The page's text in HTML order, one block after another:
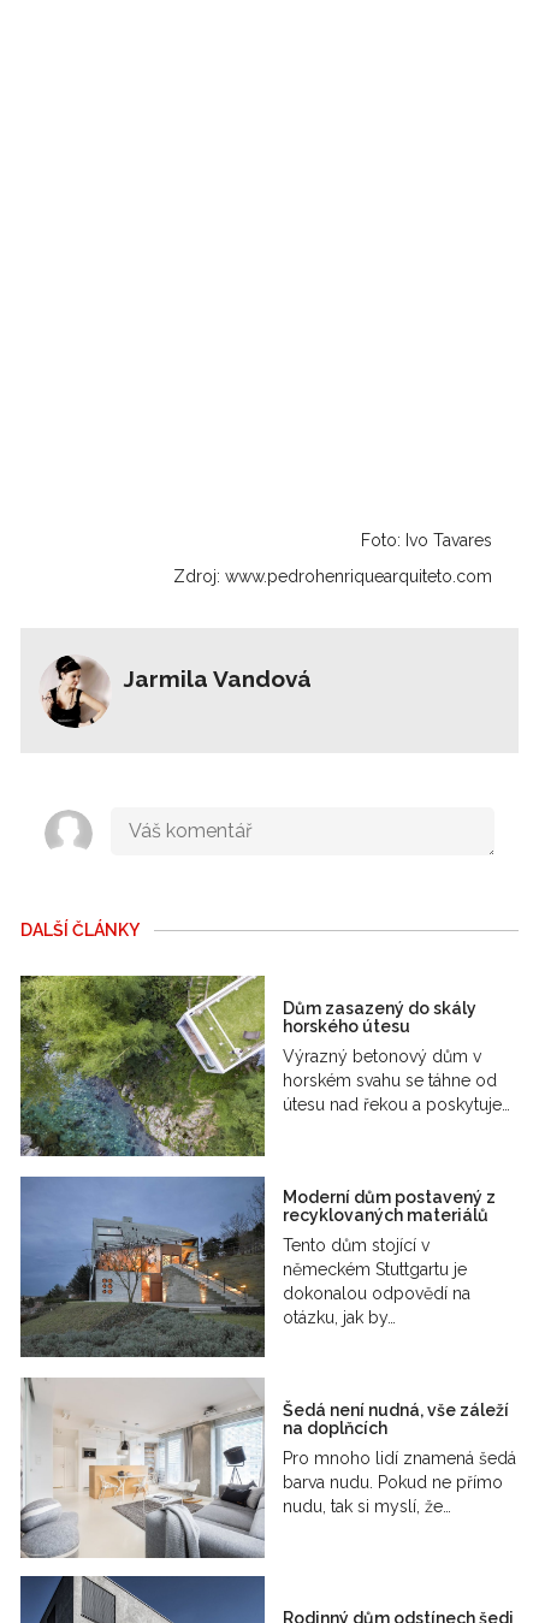
Foto: Ivo Tavares
Zdroj: www.pedrohenriquearquiteto.com
Jarmila Vandová
DALŠÍ ČLÁNKY
Dům zasazený do skály
horského útesu
Výrazný betonový dům v
horském svahu se táhne od
útesu nad řekou a poskytuje…
Moderní dům postavený z
recyklovaných materiálů
Tento dům stojící v
německém Stuttgartu je
dokonalou odpovědí na
otázku, jak by…
Šedá není nudná, vše záleží
na doplňcích
Pro mnoho lidí znamená šedá
barva nudu. Pokud ne přímo
nudu, tak si myslí, že…
Rodinný dům odstínech šedi